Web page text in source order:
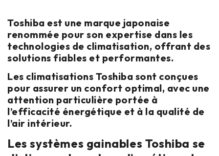
Toshiba est une marque japonaise
renommée pour son expertise dans les
technologies de climatisation, offrant des
solutions fiables et performantes.
Les climatisations Toshiba sont conçues
pour assurer un confort optimal, avec une
attention particulière portée à
l’efficacité énergétique et à la qualité de
l’air intérieur.
Les systèmes gainables Toshiba se